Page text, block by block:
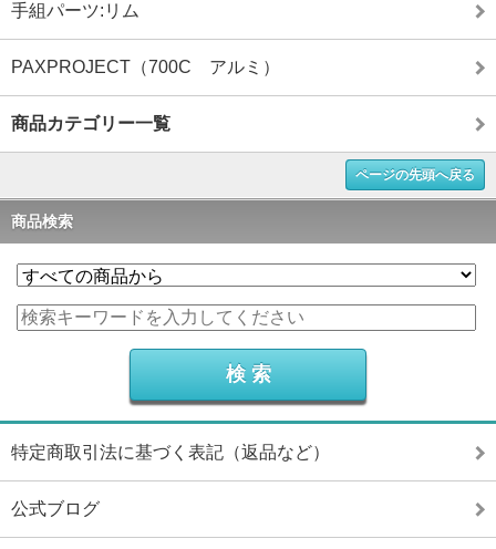
手組パーツ:リム
PAXPROJECT（700C アルミ）
商品カテゴリー一覧
ページの先頭へ戻る
商品検索
特定商取引法に基づく表記（返品など）
公式ブログ